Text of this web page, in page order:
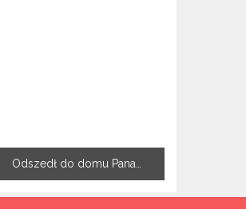
Odszedł do domu Pana…